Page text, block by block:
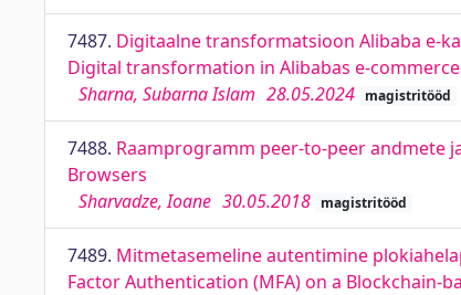
7487. Digitaalne transformatsioon Alibaba e-
Digital transformation in Alibabas e-
Sharna, Subarna Islam 28.05.2024 magistritööd
7488. Raamprogramm peer-to-peer andmete
Browsers
Sharvadze, Ioane 30.05.2018 magistritööd
7489. Mitmetasemeline autentimine
Factor Authentication (MFA) on a Blockchain-